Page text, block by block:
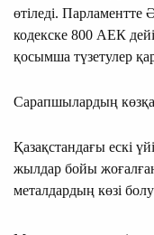
өтіледі.
кодекске 800 АЕК
қосымша түзетулер
Сарапшылардың
Қазақстандағы ескі
жылдар бойы
металдардың көзі